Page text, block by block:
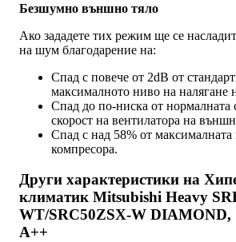
Безшумно външно тяло
Ако зададете тих режим ще се
на шум благодарение на:
Спад с повече от 2dB от
максималното ниво на налягане
Спад до по-ниска от нормалната
скорост на вентилатора на
Спад с над 58% от
компресора.
Други характеристики на
климатик Mitsubishi Heavy
WT/SRC50ZSX-W DIAMOND,
A++